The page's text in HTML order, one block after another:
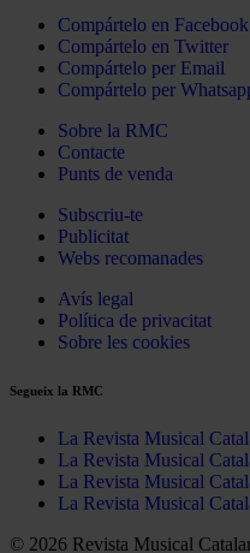
Compártelo en Facebook
Compártelo en Twitter
Compártelo per Email
Compártelo per
Sobre la RMC
Contacte
Punts de venda
Subscriu-te
Publicitat
Webs recomanades
Avís legal
Política de privacitat
Sobre les cookies
Segueix la RMC
La Revista Musical
La Revista Musical
La Revista Musical
La Revista Musical
© 2026 Revista Musical